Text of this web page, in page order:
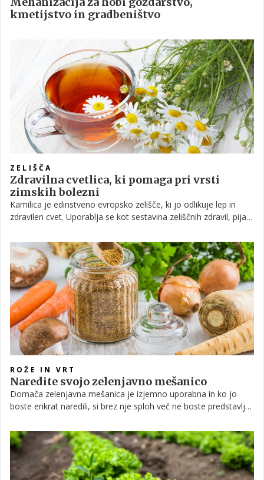
kmetijstvo in gradbeništvo
ZELIŠČA
Zdravilna cvetlica, ki pomaga pri vrsti
zimskih bolezni
Kamilica je edinstveno evropsko zelišče, ki jo odlikuje lep in
zdravilen cvet. Uporablja se kot sestavina zeliščnih zdravil, pijač
nemško in rimsko. Obe vrsti pa se ponašata z dišečimi cvetovi,
podobnimi marjetici, z belimi cvetnimi listi, ki obkrožajo rumeno
sredino.
ROŽE IN VRT
Naredite svojo zelenjavno mešanico
Domača zelenjavna mešanica je izjemno uporabna in ko jo
boste enkrat naredili, si brez nje sploh več ne boste predstavljali
skoraj vsaki trgovini, a imajo številne primesi, zato si je
vsekakor bolje vzeti čas in jo pripraviti doma.